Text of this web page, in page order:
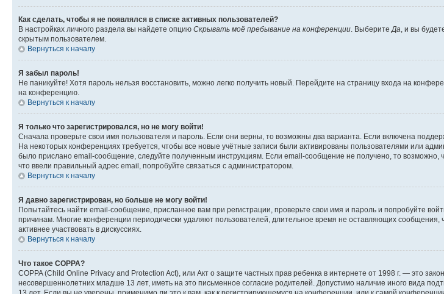
Как сделать, чтобы я не появлялся в списке активных пользователей?
В настройках личного раздела вы найдете опцию Скрывать моё пребывание на конференции . Выберите Да , и вы
скрытым пользователем.
Вернуться к началу
Я забыл пароль!
Не паникуйте! Хотя пароль нельзя восстановить, можно легко получить новый. Перейдите на страницу входа на
на конференцию.
Вернуться к началу
Я только что зарегистрировался, но не могу войти!
Сначала проверьте свои имя пользователя и пароль. Если они верны, то возможны два варианта. Если включена
На некоторых конференциях требуется, чтобы все новые учётные записи были активированы пользователями или
было прислано email-сообщение, следуйте полученным инструкциям. Если email-сообщение не получено, то
что ввели правильный адрес email, попробуйте связаться с администратором.
Вернуться к началу
Я давно зарегистрирован, но больше не могу войти!
Попытайтесь найти email-сообщение, присланное вам при регистрации, проверьте свои имя и пароль и попробуйте
причинам. Многие конференции периодически удаляют пользователей, длительное время не оставляющих
активнее участвовать в дискуссиях.
Вернуться к началу
Что такое COPPA?
COPPA (Child Online Privacy and Protection Act), или Акт о защите частных прав ребенка в интернете от 1998 г. — это
несовершеннолетних младше 13 лет, иметь на это письменное согласие родителей. Допустимо наличие иного вида